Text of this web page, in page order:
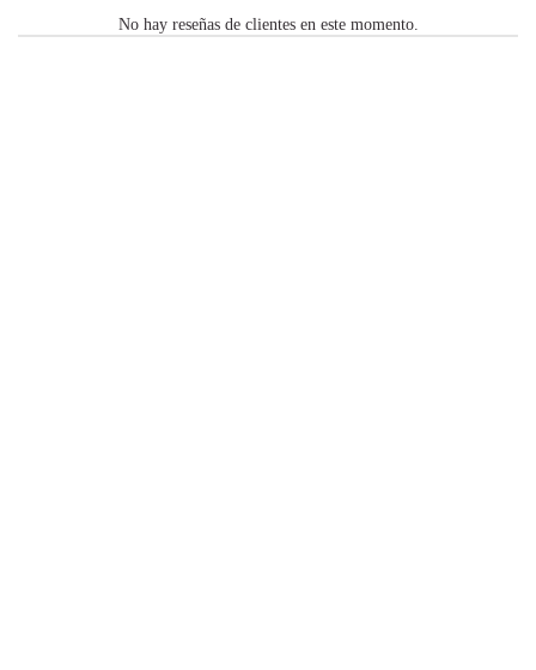
No hay reseñas de clientes en este momento.